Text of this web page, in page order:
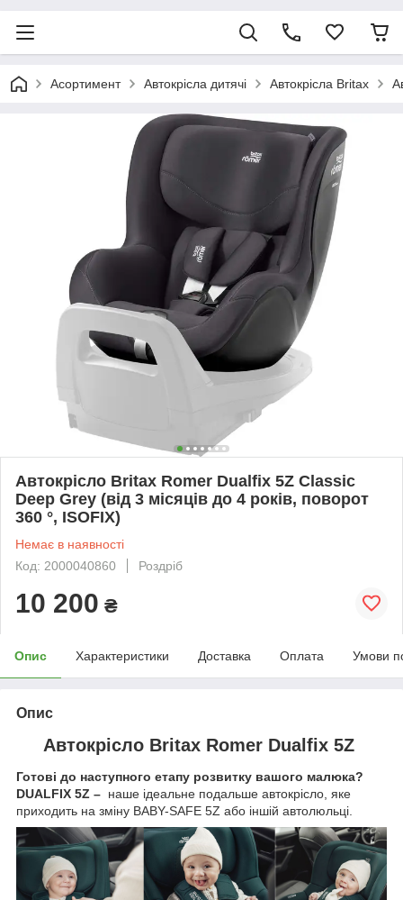
Асортимент Автокрісла дитячі Автокрісла Britax
Автокрісло Britax Romer Dualfix 5Z Classic
Deep Grey (від 3 місяців до 4 років, поворот
360 °, ISOFIX)
Немає в наявності
Код: 2000040860
Роздріб
10 200 ₴
Опис Характеристики Доставка Оплата Умови
Опис
Автокрісло Britax Romer Dualfix 5Z
Готові до наступного етапу розвитку вашого малюка?
DUALFIX 5Z – наше ідеальне подальше автокрісло, яке
приходить на зміну BABY-SAFE 5Z або іншій автолюльці.